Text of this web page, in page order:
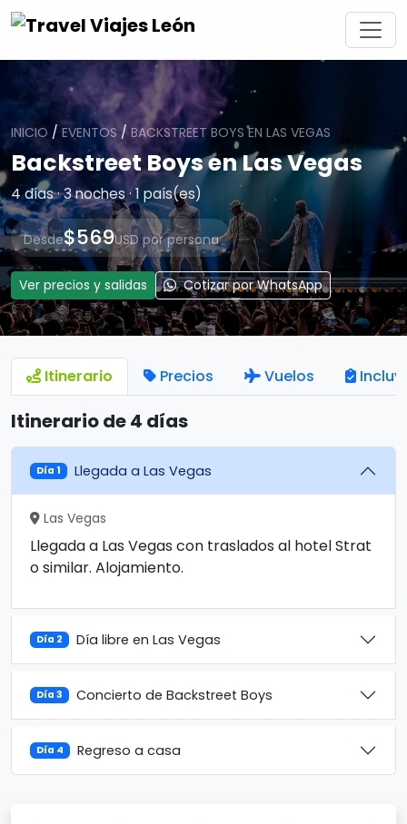
INICIO / EVENTOS / BACKSTREET BOYS EN LAS VEGAS
Backstreet Boys en Las Vegas
4 días · 3 noches · 1 país(es)
Desde$569USD por persona
Ver precios y salidas Cotizar por WhatsApp
Itinerario Precios Vuelos
Itinerario de 4 días
Día 1 Llegada a Las Vegas
Las Vegas
Llegada a Las Vegas con traslados al hotel Strat
o similar. Alojamiento.
Día 2 Día libre en Las Vegas
Día 3 Concierto de Backstreet Boys
Día 4 Regreso a casa